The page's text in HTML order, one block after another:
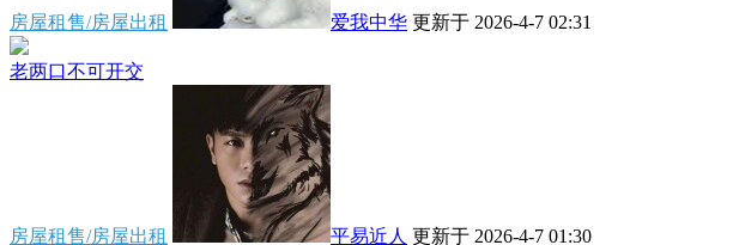
房屋租售/房屋出租 爱我中华 更新于 2026-4-7 02:31
老两口不可开交
房屋租售/房屋出租 平易近人 更新于 2026-4-7 01:30